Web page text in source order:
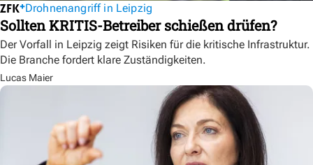
Drohnenangriff in Leipzig
Sollten KRITIS-Betreiber schießen drüfen?
Der Vorfall in Leipzig zeigt Risiken für die kritische Infrastruktur.
Die Branche fordert klare Zuständigkeiten.
Lucas Maier